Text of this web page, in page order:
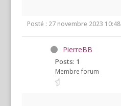
Posté : 27 novembre 2023 10:48
PierreBB
Posts: 1
Membre forum